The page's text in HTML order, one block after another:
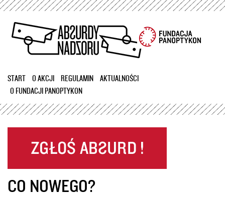
Przejdź
treści
START O AKCJI REGULAMIN
AKTUALNOŚCI
O FUNDACJI PANOPTYKON
CO NOWEGO?